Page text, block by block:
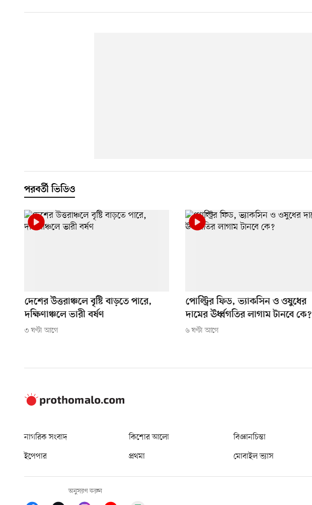
পরবর্তী ভিডিও
দেশের উত্তরাঞ্চলে বৃষ্টি বাড়তে পারে,
দক্ষিণাঞ্চলে ভারী বর্ষণ
৩ ঘণ্টা আগে
পোল্ট্রির ফিড, ভ্যাকসিন ও ওষুধের
দামের ঊর্ধ্বগতির লাগাম টানবে কে?
৬ ঘণ্টা আগে
নাগরিক সংবাদ কিশোর আলো বিজ্ঞানচিন্তা
ইপেপার
প্রথমা মোবাইল ভ্যাস
অনুসরণ করুন